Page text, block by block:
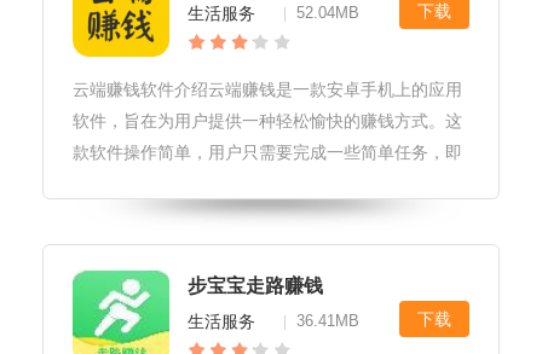
生活服务 52.04MB 下载
云端赚钱软件介绍云端赚钱是一款安卓手机上的应用
软件，旨在为用户提供一种轻松愉快的赚钱方式。这
款软件操作简单，用户只需要完成一些简单任务，即
种提现方式，让用户更便捷地获取酬劳。软件界面设
计简洁，采用清新明亮的蓝色主题
步宝宝走路赚钱
生活服务 36.41MB 下载